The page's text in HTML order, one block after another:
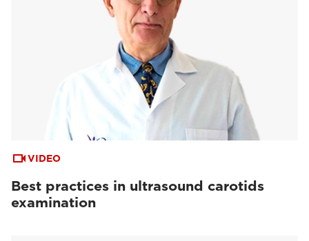
VIDEO
Best practices in ultrasound carotids
examination